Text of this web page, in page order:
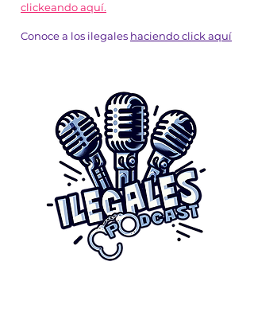
clickeando aquí.
Conoce a los ilegales haciendo click aquí